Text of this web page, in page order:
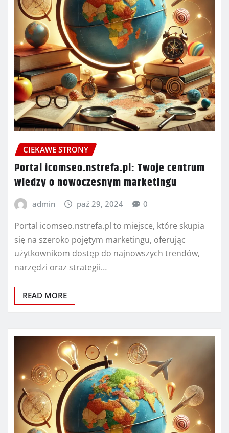
CIEKAWE STRONY
Portal icomseo.nstrefa.pl: Twoje centrum
wiedzy o nowoczesnym marketingu
admin paź 29, 2024 0
Portal icomseo.nstrefa.pl to miejsce, które skupia
się na szeroko pojętym marketingu, oferując
użytkownikom dostęp do najnowszych trendów,
narzędzi oraz strategii…
READ MORE